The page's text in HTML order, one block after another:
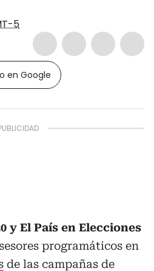
5
en Google
y El País en Elecciones
programáticos en
de las campañas de